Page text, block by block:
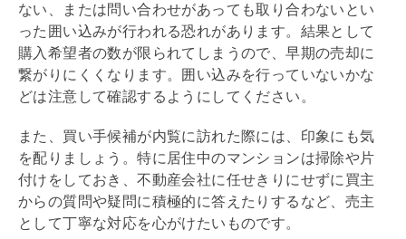
ない、または問い合わせがあっても取り合わないとい
った囲い込みが行われる恐れがあります。結果として
購入希望者の数が限られてしまうので、早期の売却に
繋がりにくくなります。囲い込みを行っていないかな
どは注意して確認するようにしてください。
また、買い手候補が内覧に訪れた際には、印象にも気
を配りましょう。特に居住中のマンションは掃除や片
付けをしておき、不動産会社に任せきりにせずに買主
からの質問や疑問に積極的に答えたりするなど、売主
として丁寧な対応を心がけたいものです。